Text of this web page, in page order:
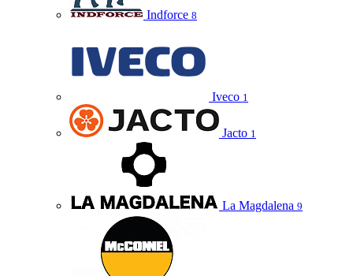
Indforce 8
Iveco 1
Jacto 1
La Magdalena 9